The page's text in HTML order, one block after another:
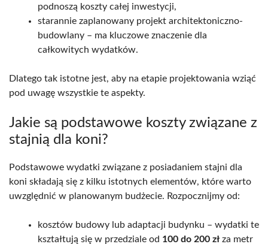
podnoszą koszty całej inwestycji,
starannie zaplanowany projekt architektoniczno-
budowlany – ma kluczowe znaczenie dla
całkowitych wydatków.
Dlatego tak istotne jest, aby na etapie projektowania wziąć
pod uwagę wszystkie te aspekty.
Jakie są podstawowe koszty związane z
stajnią dla koni?
Podstawowe wydatki związane z posiadaniem stajni dla
koni składają się z kilku istotnych elementów, które warto
uwzględnić w planowanym budżecie. Rozpocznijmy od:
kosztów budowy lub adaptacji budynku – wydatki te
kształtują się w przedziale od 100 do 200 zł za metr